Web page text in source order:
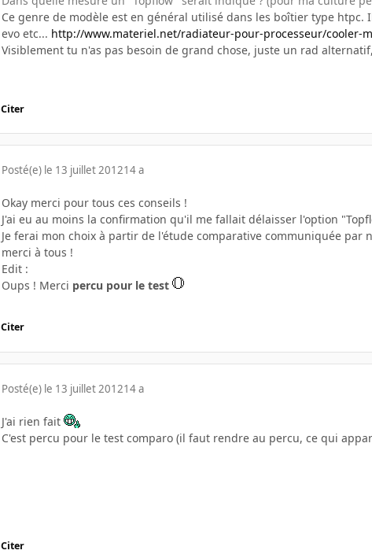
Ce genre de modèle est en général utilisé dans les boîtier type
evo etc... http://www.materiel.net/radiateur-pour-processeur/cooler-
Visiblement tu n'as pas besoin de grand chose, juste un rad
Citer
Posté(e) le 13 juillet 201214 a
Okay merci pour tous ces conseils !
J'ai eu au moins la confirmation qu'il me fallait délaisser l'option
Je ferai mon choix à partir de l'étude comparative communiquée par
merci à tous !
Edit :
Oups ! Merci percu pour le test
Citer
Posté(e) le 13 juillet 201214 a
J'ai rien fait
C'est percu pour le test comparo (il faut rendre au percu, ce qui
Citer